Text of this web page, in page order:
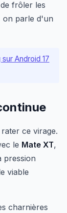
frôler les
on parle d'un
Android 17
ce virage.
le Mate XT,
pression
viable
charnières